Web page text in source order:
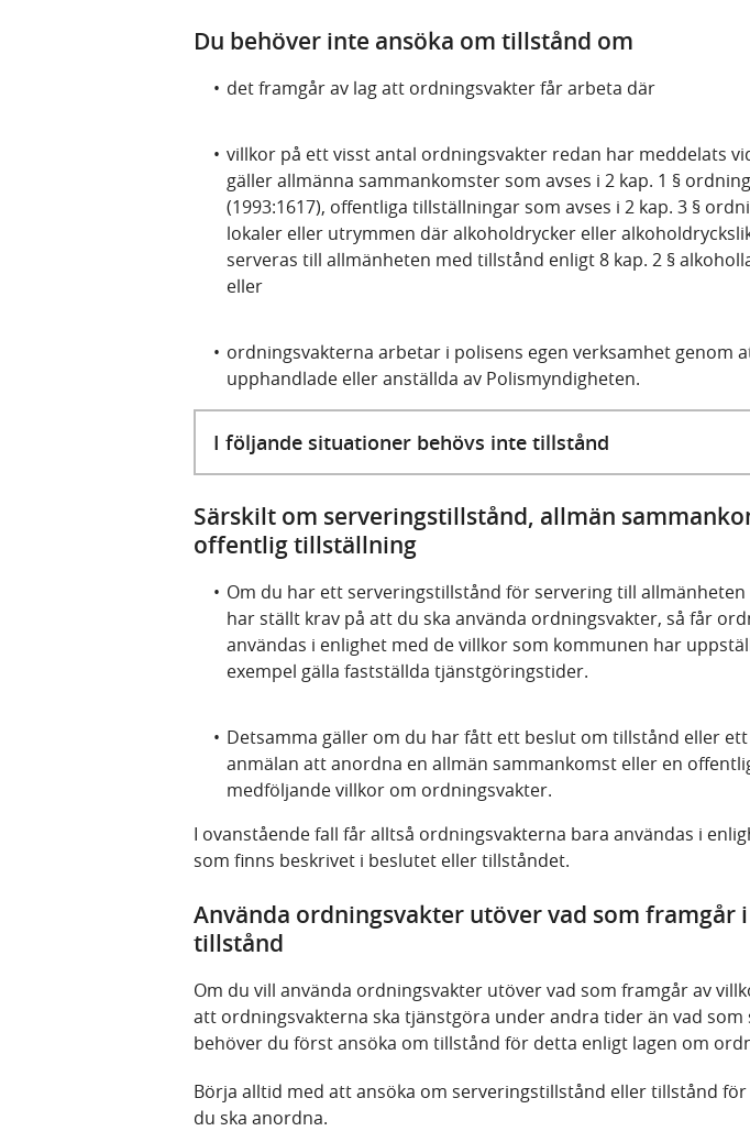
Du behöver inte ansöka om tillstånd om
det framgår av lag att ordningsvakter får arbeta där
villkor på ett visst antal ordningsvakter redan har meddelats
gäller allmänna sammankomster som avses i 2 kap. 1 §
(1993:1617), offentliga tillställningar som avses i 2 kap. 3 §
lokaler eller utrymmen där alkoholdrycker eller
serveras till allmänheten med tillstånd enligt 8 kap. 2 §
eller
ordningsvakterna arbetar i polisens egen verksamhet genom
upphandlade eller anställda av Polismyndigheten.
I följande situationer behövs inte tillstånd
Särskilt om serveringstillstånd, allmän
offentlig tillställning
Om du har ett serveringstillstånd för servering till
har ställt krav på att du ska använda ordningsvakter, så får
användas i enlighet med de villkor som kommunen har
exempel gälla fastställda tjänstgöringstider.
Detsamma gäller om du har fått ett beslut om tillstånd eller
anmälan att anordna en allmän sammankomst eller en
medföljande villkor om ordningsvakter.
I ovanstående fall får alltså ordningsvakterna bara användas i
som finns beskrivet i beslutet eller tillståndet.
Använda ordningsvakter utöver vad som framgår
tillstånd
Om du vill använda ordningsvakter utöver vad som framgår av
att ordningsvakterna ska tjänstgöra under andra tider än vad som
behöver du först ansöka om tillstånd för detta enligt lagen om
Börja alltid med att ansöka om serveringstillstånd eller tillstånd
du ska anordna.